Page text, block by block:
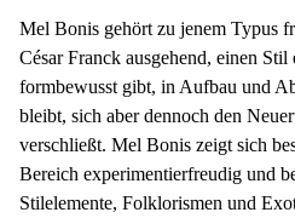
Mel Bonis gehört zu jenem Typus
César Franck ausgehend, einen
formbewusst gibt, in Aufbau und
bleibt, sich aber dennoch den
verschließt. Mel Bonis zeigt sich
Bereich experimentierfreudig und
Stilelemente, Folklorismen und